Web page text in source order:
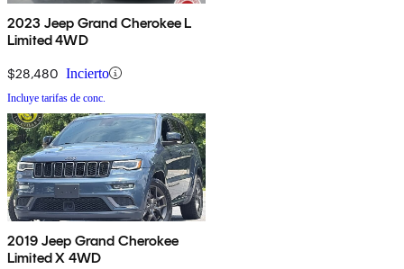
2023 Jeep Grand Cherokee L
Limited 4WD
$28,480 Incierto
Incluye tarifas de conc.
2019 Jeep Grand Cherokee
Limited X 4WD